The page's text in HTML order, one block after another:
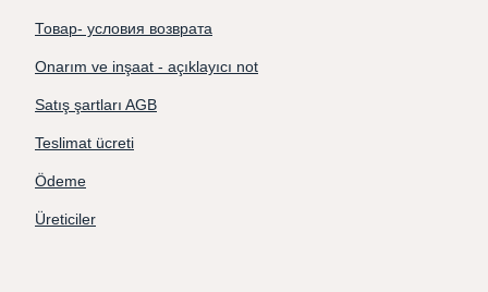
Товар- условия возврата
Onarım ve inşaat - açıklayıcı not
Satış şartları AGB
Teslimat ücreti
Ödeme
Üreticiler